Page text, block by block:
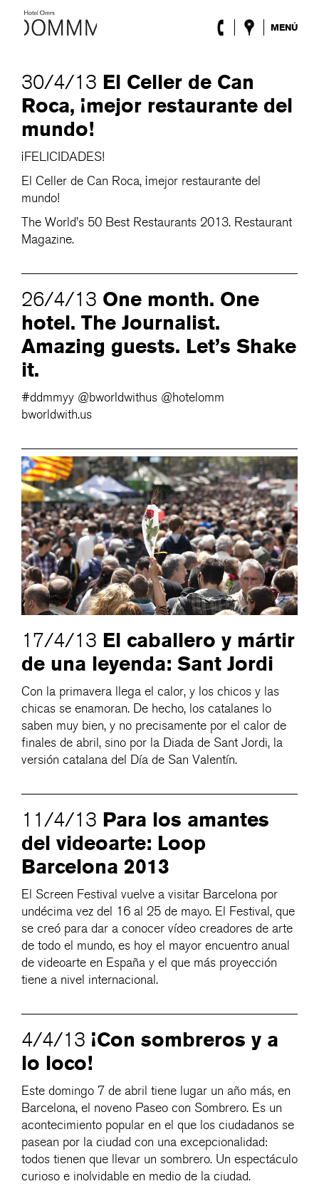
MENÚ
Roca Barcelona
Spa
Lobby & Club
Eventos
Blog
ENG ESP / DEU / FRA / CAT
30/4/13 El Celler de Can
Roca, ¡mejor restaurante del
mundo!
¡FELICIDADES!
El Celler de Can Roca, ¡mejor restaurante del
mundo!
The World’s 50 Best Restaurants 2013. Restaurant
Magazine.
26/4/13 One month. One
hotel. The Journalist.
Amazing guests. Let’s Shake
it.
#ddmmyy @bworldwithus @hotelomm
bworldwith.us
17/4/13 El caballero y mártir
de una leyenda: Sant Jordi
Con la primavera llega el calor, y los chicos y las
chicas se enamoran. De hecho, los catalanes lo
saben muy bien, y no precisamente por el calor de
finales de abril, sino por la Diada de Sant Jordi, la
versión catalana del Día de San Valentín.
11/4/13 Para los amantes
del videoarte: Loop
Barcelona 2013
El Screen Festival vuelve a visitar Barcelona por
undécima vez del 16 al 25 de mayo. El Festival, que
se creó para dar a conocer vídeo creadores de arte
de todo el mundo, es hoy el mayor encuentro anual
de videoarte en España y el que más proyección
tiene a nivel internacional.
4/4/13 ¡Con sombreros y a
lo loco!
Este domingo 7 de abril tiene lugar un año más, en
Barcelona, el noveno Paseo con Sombrero. Es un
acontecimiento popular en el que los ciudadanos se
pasean por la ciudad con una excepcionalidad:
todos tienen que llevar un sombrero. Un espectáculo
curioso e inolvidable en medio de la ciudad.